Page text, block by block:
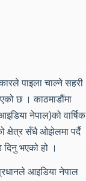
पाइला चाल्ने सहरी
छ । काठमाडौंमा
नेपाल)को वार्षिक
क्षेत्र सँधै ओझेलमा पर्दै
दिनु भएको हो ।
आइडिया नेपाल